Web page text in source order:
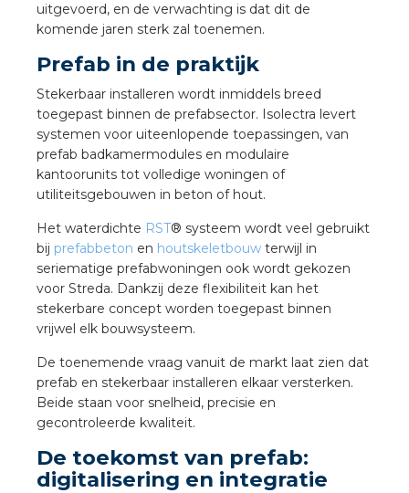
uitgevoerd, en de verwachting is dat dit de
komende jaren sterk zal toenemen.
Prefab in de praktijk
Stekerbaar installeren wordt inmiddels breed
toegepast binnen de prefabsector. Isolectra levert
systemen voor uiteenlopende toepassingen, van
prefab badkamermodules en modulaire
kantoorunits tot volledige woningen of
utiliteitsgebouwen in beton of hout.
Het waterdichte RST® systeem wordt veel gebruikt
bij prefabbeton en houtskeletbouw terwijl in
seriematige prefabwoningen ook wordt gekozen
voor Streda. Dankzij deze flexibiliteit kan het
stekerbare concept worden toegepast binnen
vrijwel elk bouwsysteem.
De toenemende vraag vanuit de markt laat zien dat
prefab en stekerbaar installeren elkaar versterken.
Beide staan voor snelheid, precisie en
gecontroleerde kwaliteit.
De toekomst van prefab:
digitalisering en integratie